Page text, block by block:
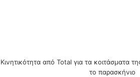
Κινητικότητα από Total για τα κοιτάσματα
το παρασκήνιο